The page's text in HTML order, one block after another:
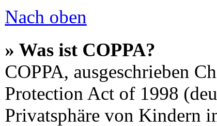
Nach oben
» Was ist COPPA?
COPPA, ausgeschrieben
Protection Act of 1998
Privatsphäre von Kindern